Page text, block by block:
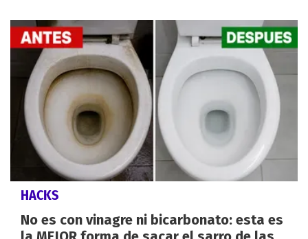
HACKS
No es con vinagre ni bicarbonato: esta es